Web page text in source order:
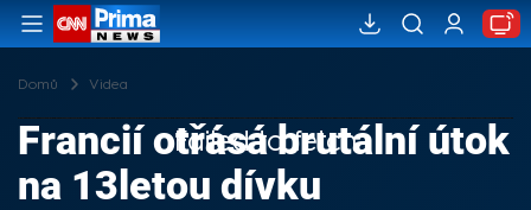
Domů Videa
Failed to fetch
Francií otřásá brutální útok
na 13letou dívku